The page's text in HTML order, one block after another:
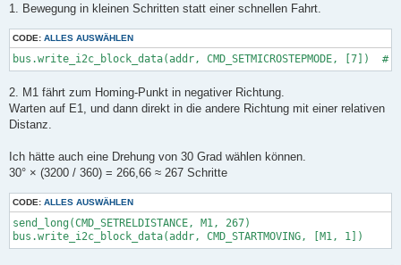
1. Bewegung in kleinen Schritten statt einer schnellen Fahrt.
CODE: ALLES AUSWÄHLEN
bus.write_i2c_block_data(addr, CMD_SETMICROSTEPMODE, [7])  #
2. M1 fährt zum Homing-Punkt in negativer Richtung.
Warten auf E1, und dann direkt in die andere Richtung mit einer relativen
Distanz.
Ich hätte auch eine Drehung von 30 Grad wählen können.
30° × (3200 / 360) = 266,66 ≈ 267 Schritte
CODE: ALLES AUSWÄHLEN
send_long(CMD_SETRELDISTANCE, M1, 267)
bus.write_i2c_block_data(addr, CMD_STARTMOVING, [M1, 1])